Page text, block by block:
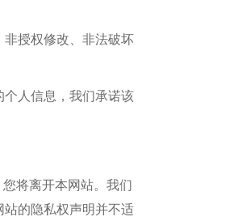
授权修改、非法破坏
人信息，我们承诺该
将离开本网站。我们
的隐私权声明并不适